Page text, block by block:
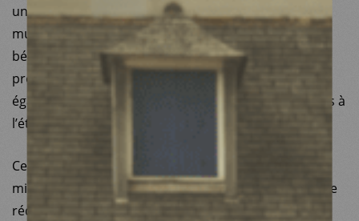
une unité mobile, par des personnes aux profils
multiples ayant des expériences variées (salariés,
bénévoles, consommateur et consommatrices de
produits ou non, etc.). L’écriture des référentiels a
également pris en compte les expériences reconnues à
l’étranger.
Ces documents ont pour objectif d’accompagner la
mise en place de l’analyse de drogues comme outil de
réduction des risques. Ils seront mis à disposition de